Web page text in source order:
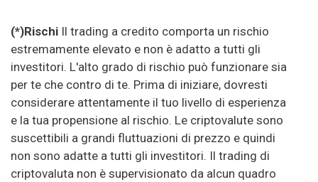
(*)Rischi Il trading a credito comporta un rischio
estremamente elevato e non è adatto a tutti gli
investitori. L'alto grado di rischio può funzionare sia
per te che contro di te. Prima di iniziare, dovresti
considerare attentamente il tuo livello di esperienza
e la tua propensione al rischio. Le criptovalute sono
suscettibili a grandi fluttuazioni di prezzo e quindi
non sono adatte a tutti gli investitori. Il trading di
criptovaluta non è supervisionato da alcun quadro